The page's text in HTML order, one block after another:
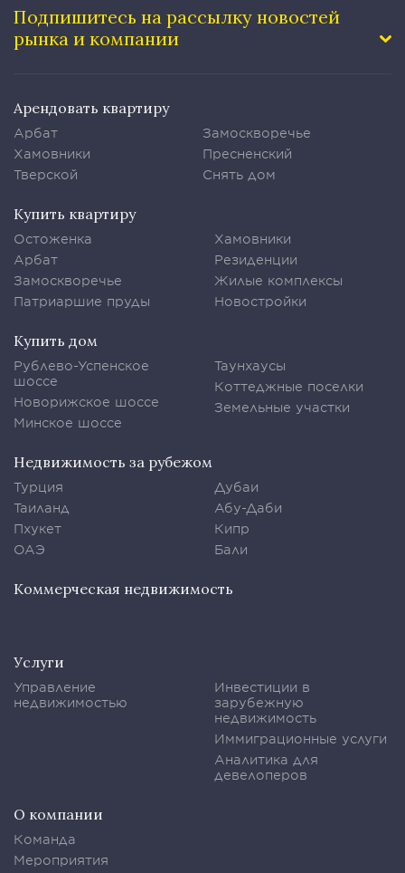
Подпишитесь на рассылку новостей
рынка и компании
Арендовать квартиру
Арбат
Хамовники
Тверской
Замоскворечье
Пресненский
Снять дом
Купить квартиру
Остоженка
Арбат
Замоскворечье
Патриаршие пруды
Хамовники
Резиденции
Жилые комплексы
Новостройки
Купить дом
Рублево-Успенское
шоссе
Новорижское шоссе
Минское шоссе
Таунхаусы
Коттеджные поселки
Земельные участки
Недвижимость за рубежом
Турция
Таиланд
Пхукет
ОАЭ
Дубаи
Абу-Даби
Кипр
Бали
Коммерческая недвижимость
Услуги
Управление
недвижимостью
Инвестиции в
зарубежную
недвижимость
Иммиграционные услуги
Аналитика для
девелоперов
О компании
Команда
Мероприятия